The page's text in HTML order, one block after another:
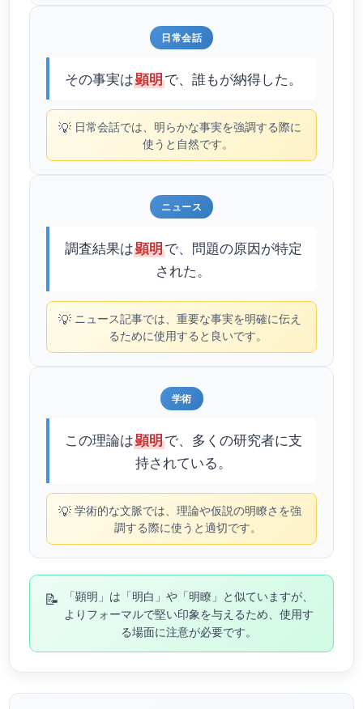
日常会話
その事実は顕明で、誰もが納得した。
💡 日常会話では、明らかな事実を強調する際に
使うと自然です。
ニュース
調査結果は顕明で、問題の原因が特定
された。
💡 ニュース記事では、重要な事実を明確に伝え
るために使用すると良いです。
学術
この理論は顕明で、多くの研究者に支
持されている。
💡 学術的な文脈では、理論や仮説の明瞭さを強
調する際に使うと適切です。
📝
「顕明」は「明白」や「明瞭」と似ていますが、
よりフォーマルで堅い印象を与えるため、使用す
る場面に注意が必要です。